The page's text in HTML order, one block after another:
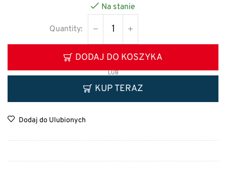
Na stanie
DODAJ DO KOSZYKA
LUB
KUP TERAZ
Dodaj do Ulubionych